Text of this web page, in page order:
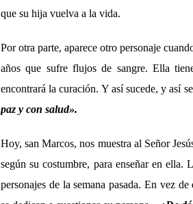
que su hija vuelva a la vida.
Por otra parte, aparece otro personaje
años que sufre flujos de sangre. Ella
encontrará la curación. Y así sucede, y así
paz y con salud».
Hoy, san Marcos, nos muestra al Señor
según su costumbre, para enseñar en ella.
personajes de la semana pasada. En vez